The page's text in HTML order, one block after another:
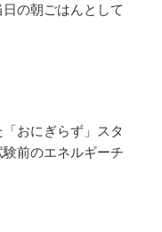
の朝ごはんとして
おにぎらず」スタ
前のエネルギーチ